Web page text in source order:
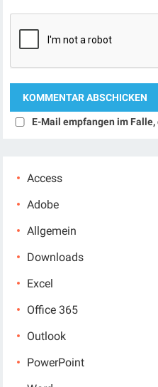
E-Mail empfangen im
Access
Adobe
Allgemein
Downloads
Excel
Office 365
Outlook
PowerPoint